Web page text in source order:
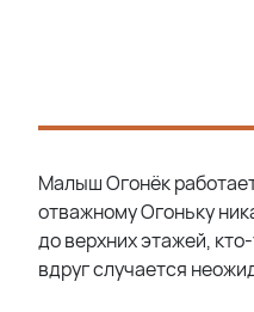
Малыш Огонёк
отважному Огоньку
до верхних этажей,
вдруг случается